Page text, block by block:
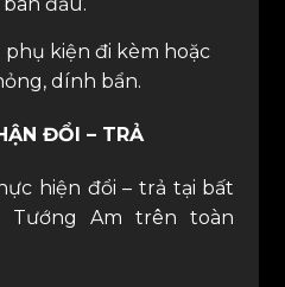
kiện đi kèm hoặc
dính bẩn.
ĐỔI – TRẢ
hiện đổi – trả tại bất
Tướng Am trên toàn